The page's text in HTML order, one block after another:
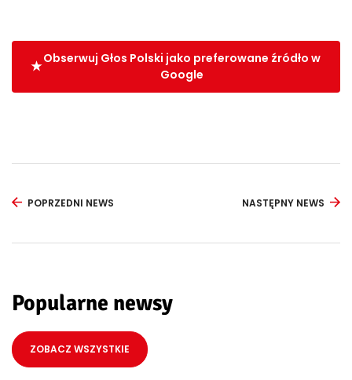
Obserwuj Głos Polski jako preferowane źródło w
Google
POPRZEDNI NEWS NASTĘPNY NEWS
Popularne newsy
ZOBACZ WSZYSTKIE